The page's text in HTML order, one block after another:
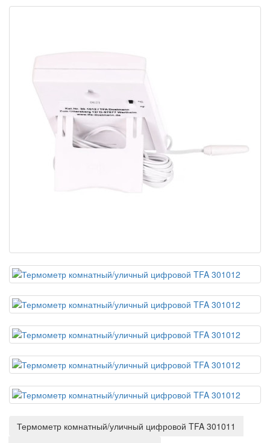
Термометр комнатный/уличный цифровой TFA 301011